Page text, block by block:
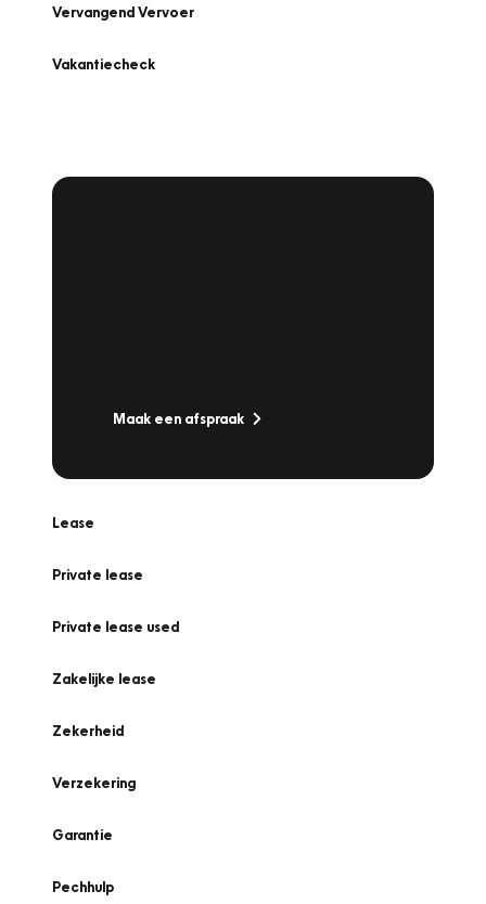
Vervangend Vervoer
Vakantiecheck
Maak een afspraak
Lease
Private lease
Private lease used
Zakelijke lease
Zekerheid
Verzekering
Garantie
Pechhulp